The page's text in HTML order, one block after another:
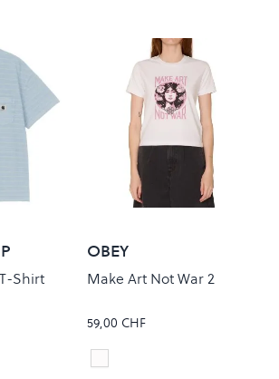
Shirt
SAGUARO
OBEY
Make Art Not War 2
59,00 CHF
Colour
white